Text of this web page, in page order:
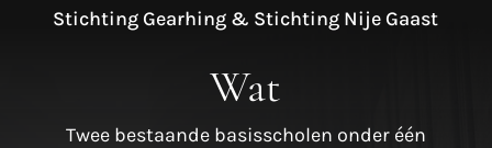
Stichting Gearhing & Stichting Nije Gaast
Wat
Twee bestaande basisscholen onder één